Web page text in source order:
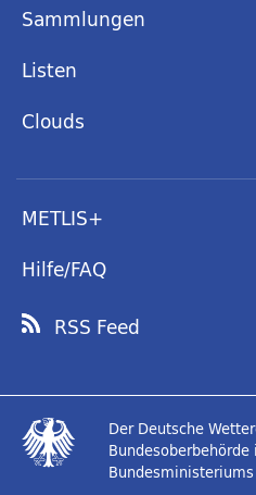
Sammlungen
Listen
Clouds
METLIS+
Hilfe/FAQ
RSS Feed
Der Deutsche